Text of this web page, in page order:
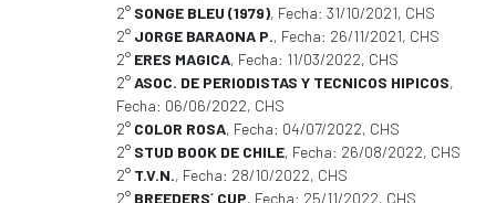
2° SONGE BLEU (1979), Fecha: 31/10/2021, CHS
2° JORGE BARAONA P., Fecha: 26/11/2021, CHS
2° ERES MAGICA, Fecha: 11/03/2022, CHS
2°ASOC. DE PERIODISTAS Y TECNICOS HIPICOS,
Fecha: 06/06/2022, CHS
2° COLOR ROSA, Fecha: 04/07/2022, CHS
2° STUD BOOK DE CHILE, Fecha: 26/08/2022, CHS
2° T.V.N., Fecha: 28/10/2022, CHS
2° BREEDERS´ CUP, Fecha: 25/11/2022, CHS